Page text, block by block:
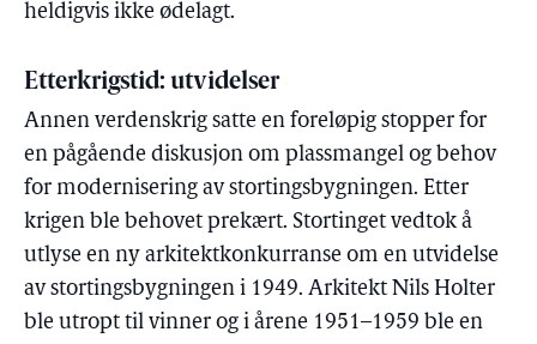
heldigvis ikke ødelagt.
Etterkrigstid: utvidelser
Annen verdenskrig satte en foreløpig stopper for
en pågående diskusjon om plassmangel og behov
for modernisering av stortingsbygningen. Etter
krigen ble behovet prekært. Stortinget vedtok å
utlyse en ny arkitektkonkurranse om en utvidelse
av stortingsbygningen i 1949. Arkitekt Nils Holter
ble utropt til vinner og i årene 1951–1959 ble en